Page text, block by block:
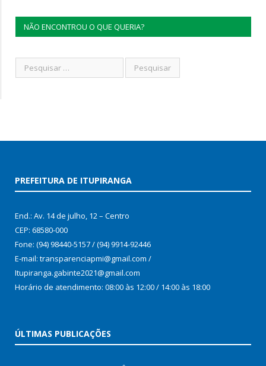
NÃO ENCONTROU O QUE QUERIA?
PREFEITURA DE ITUPIRANGA
End.: Av. 14 de julho, 12 – Centro
CEP: 68580-000
Fone: (94) 98440-5157 / (94) 9914-92446
E-mail: transparenciapmi@gmail.com /
Itupiranga.gabinte2021@gmail.com
Horário de atendimento: 08:00 às 12:00 / 14:00 às 18:00
ÚLTIMAS PUBLICAÇÕES